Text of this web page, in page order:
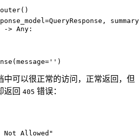
> Any:
中可以很正常的访问，正常返回，但
返回 405 错误：
Not Allowed"